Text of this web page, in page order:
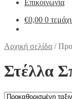
Επικοινωνία
€0,00 0
Αρχική σελίδα /
Στέλλα